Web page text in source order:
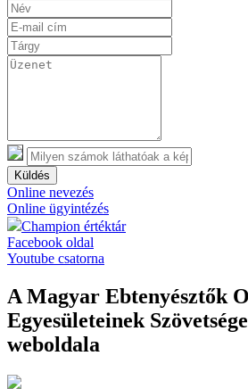
Küldés
Online nevezés
Online ügyintézés
Champion értéktár
Facebook oldal
Youtube csatorna
A Magyar Ebtenyésztők
Egyesületeinek
weboldala